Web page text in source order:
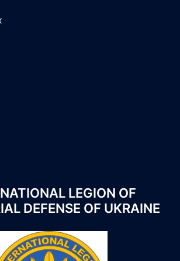
LEGION OF
DEFENSE OF UKRAINE